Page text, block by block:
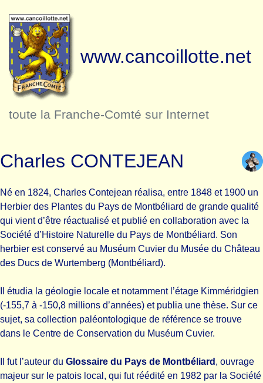
www.cancoillotte.net
toute la Franche-Comté sur Internet
Charles CONTEJEAN
Né en 1824, Charles Contejean réalisa, entre 1848 et 1900 un
Herbier des Plantes du Pays de Montbéliard de grande qualité
qui vient d’être réactualisé et publié en collaboration avec la
Société d’Histoire Naturelle du Pays de Montbéliard. Son
herbier est conservé au Muséum Cuvier du Musée du Château
des Ducs de Wurtemberg (Montbéliard).
Il étudia la géologie locale et notamment l’étage Kimméridgien
(-155,7 à -150,8 millions d’années) et publia une thèse. Sur ce
sujet, sa collection paléontologique de référence se trouve
dans le Centre de Conservation du Muséum Cuvier.
Il fut l’auteur du Glossaire du Pays de Montbéliard , ouvrage
majeur sur le patois local, qui fut réédité en 1982 par la Société